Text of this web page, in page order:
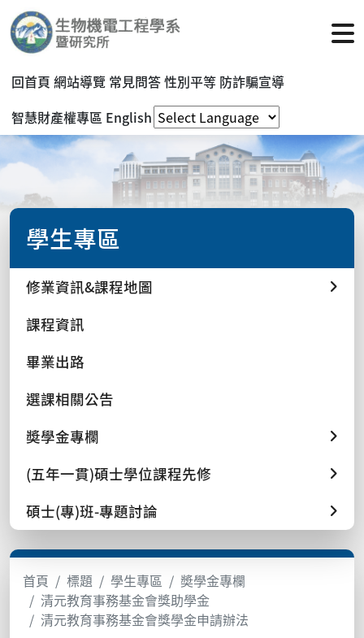
回首頁 網站導覽 常見問答性別平等 防詐騙宣導
智慧財產權專區 English
學生專區
修業資訊&課程地圖
課程資訊
畢業出路
選課相關公告
奬學金專欄
(五年一貫)碩士學位課程先修
碩士(專)班-專題討論
首頁 標題 學生專區
奬學金專欄
清元教育事務基金會獎助學金
清元教育事務基金會獎學金申請辦法